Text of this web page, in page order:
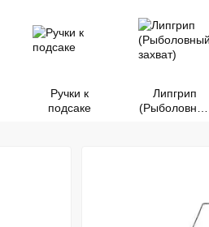
Ручки к
подсаке
Липгрип
(Рыболовный